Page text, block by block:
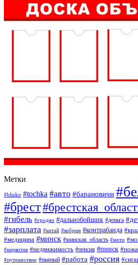
Метки
#blizko #tochka #авто #барановичи
#брест
#гибель #гродно #дальнобойщик #деньга
#зарплата #китай #кобрин #контрабанда
#медицина #минск #минская_область #мото
#наркотик #недвижимость #пенсия #пинск
#путешествие #пьяный #работа #россия